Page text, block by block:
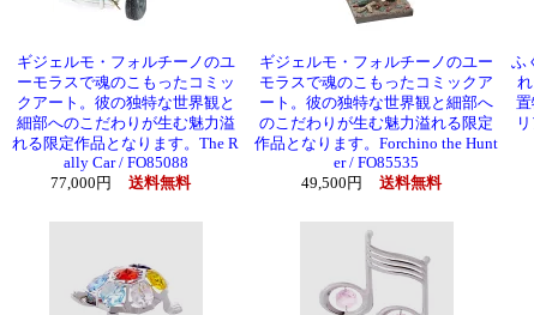
ギジェルモ・フォルチーノのユ
ーモラスで魂のこもったコミッ
クアート。彼の独特な世界観と
細部へのこだわりが生む魅力溢
れる限定作品となります。The R
ally Car / FO85088
77,000円
送料無料
ギジェルモ・フォルチーノのユー
モラスで魂のこもったコミックア
ート。彼の独特な世界観と細部へ
のこだわりが生む魅力溢れる限定
作品となります。Forchino the Hunt
er / FO85535
49,500円
送料無料
ふ
置